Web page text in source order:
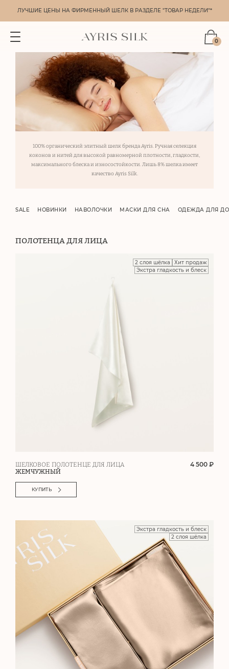
ЛУЧШИЕ ЦЕНЫ НА ФИРМЕННЫЙ ШЕЛК В РАЗДЕЛЕ "ТОВАР НЕДЕЛИ"*
0
100% органический элитный шелк бренда Ayris. Ручная селекция
коконов и нитей для высокой равномерной плотности, гладкости,
максимального блеска и износостойкости. Лишь 8% шелка имеет
качество Ayris Silk.
SALE НОВИНКИ НАВОЛОЧКИ МАСКИ ДЛЯ СНА ОДЕЖДА ДЛЯ
ПОЛОТЕНЦА ДЛЯ ЛИЦА
2 слоя шёлка
Хит продаж
Экстра гладкость и блеск
ШЕЛКОВОЕ ПОЛОТЕНЦЕ ДЛЯ ЛИЦА
ЖЕМЧУЖНЫЙ
4 500 ₽
КУПИТЬ
Экстра гладкость и блеск
2 слоя шёлка